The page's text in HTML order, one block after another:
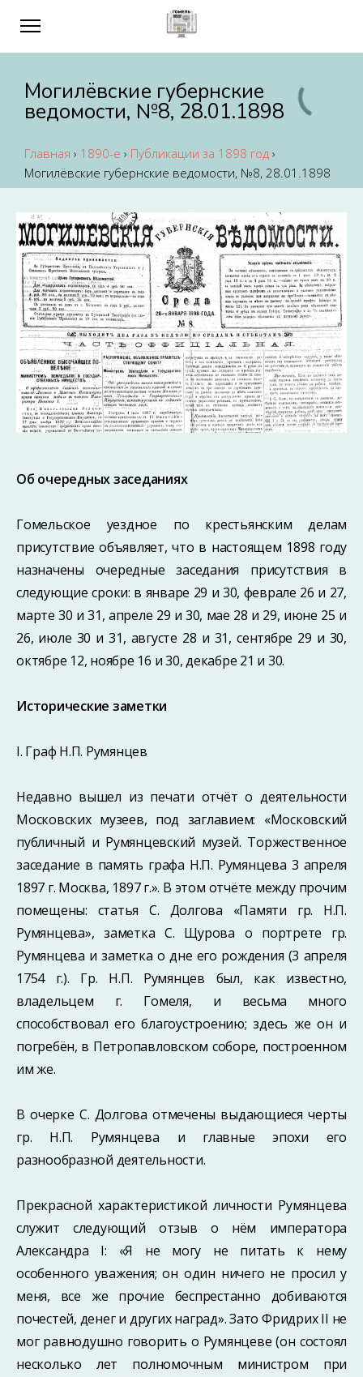
Могилёвские губернские
ведомости, №8, 28.01.1898
Главная › 1890-е › Публикации за 1898 год ›
Могилёвские губернские ведомости, №8, 28.01.1898
Об очередных заседаниях
Гомельское уездное по крестьянским делам
присутствие объявляет, что в настоящем 1898 году
назначены очередные заседания присутствия в
следующие сроки: в январе 29 и 30, феврале 26 и 27,
марте 30 и 31, апреле 29 и 30, мае 28 и 29, июне 25 и
26, июле 30 и 31, августе 28 и 31, сентябре 29 и 30,
октябре 12, ноябре 16 и 30, декабре 21 и 30.
Исторические заметки
I. Граф Н.П. Румянцев
Недавно вышел из печати отчёт о деятельности
Московских музеев, под заглавием: «Московский
публичный и Румянцевский музей. Торжественное
заседание в память графа Н.П. Румянцева 3 апреля
1897 г. Москва, 1897 г.». В этом отчёте между прочим
помещены: статья С. Долгова «Памяти гр. Н.П.
Румянцева», заметка С. Щурова о портрете гр.
Румянцева и заметка о дне его рождения (3 апреля
1754 г.). Гр. Н.П. Румянцев был, как известно,
владельцем г. Гомеля, и весьма много
способствовал его благоустроению; здесь же он и
погребён, в Петропавловском соборе, построенном
им же.
В очерке С. Долгова отмечены выдающиеся черты
гр. Н.П. Румянцева и главные эпохи его
разнообразной деятельности.
Прекрасной характеристикой личности Румянцева
служит следующий отзыв о нём императора
Александра I: «Я не могу не питать к нему
особенного уважения; он один ничего не просил у
меня, все же прочие беспрестанно добиваются
почестей, денег и других наград». Зато Фридрих II не
мог равнодушно говорить о Румянцеве (он состоял
несколько лет полномочным министром при